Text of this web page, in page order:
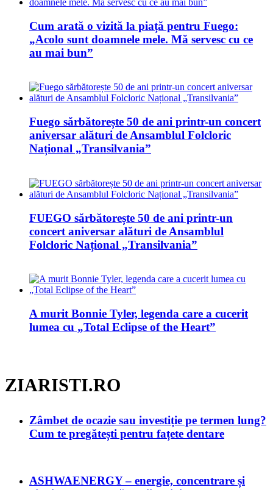
Cum arată o vizită la piață pentru Fuego:
„Acolo sunt doamnele mele. Mă servesc cu ce
au mai bun”
Fuego sărbătorește 50 de ani printr-un concert
aniversar alături de Ansamblul Folcloric
Național „Transilvania”
FUEGO sărbătorește 50 de ani printr-un
concert aniversar alături de Ansamblul
Folcloric Național „Transilvania”
A murit Bonnie Tyler, legenda care a cucerit
lumea cu „Total Eclipse of the Heart”
ZIARISTI.RO
Zâmbet de ocazie sau investiție pe termen lung?
Cum te pregătești pentru fațete dentare
ASHWAENERGY – energie, concentrare și